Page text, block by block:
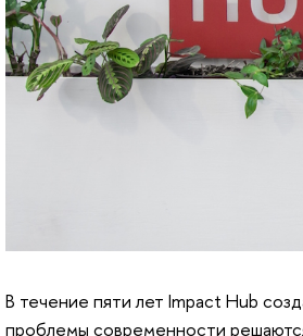
В течение пяти лет Impact Hub
проблемы современности